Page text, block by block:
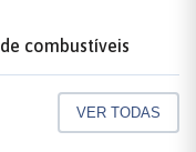
combustíveis
VER TODAS